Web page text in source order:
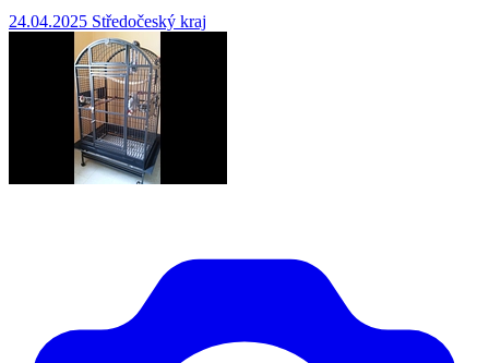
24.04.2025 Středočeský kraj